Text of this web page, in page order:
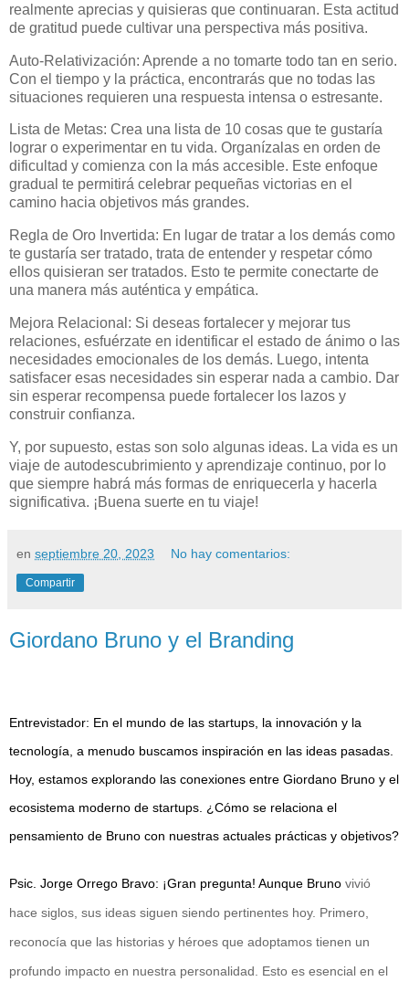
realmente aprecias y quisieras que continuaran. Esta actitud
de gratitud puede cultivar una perspectiva más positiva.
Auto-Relativización: Aprende a no tomarte todo tan en serio.
Con el tiempo y la práctica, encontrarás que no todas las
situaciones requieren una respuesta intensa o estresante.
Lista de Metas: Crea una lista de 10 cosas que te gustaría
lograr o experimentar en tu vida. Organízalas en orden de
dificultad y comienza con la más accesible. Este enfoque
gradual te permitirá celebrar pequeñas victorias en el
camino hacia objetivos más grandes.
Regla de Oro Invertida: En lugar de tratar a los demás como
te gustaría ser tratado, trata de entender y respetar cómo
ellos quisieran ser tratados. Esto te permite conectarte de
una manera más auténtica y empática.
Mejora Relacional: Si deseas fortalecer y mejorar tus
relaciones, esfuérzate en identificar el estado de ánimo o las
necesidades emocionales de los demás. Luego, intenta
satisfacer esas necesidades sin esperar nada a cambio. Dar
sin esperar recompensa puede fortalecer los lazos y
construir confianza.
Y, por supuesto, estas son solo algunas ideas. La vida es un
viaje de autodescubrimiento y aprendizaje continuo, por lo
que siempre habrá más formas de enriquecerla y hacerla
significativa. ¡Buena suerte en tu viaje!
en septiembre 20, 2023 No hay comentarios:
Compartir
Giordano Bruno y el Branding
Entrevistador: En el mundo de las startups, la innovación y la
tecnología, a menudo buscamos inspiración en las ideas pasadas.
Hoy, estamos explorando las conexiones entre Giordano Bruno y el
ecosistema moderno de startups. ¿Cómo se relaciona el
pensamiento de Bruno con nuestras actuales prácticas y objetivos?
Psic. Jorge Orrego Bravo: ¡Gran pregunta! Aunque Bruno vivió
hace siglos, sus ideas siguen siendo pertinentes hoy. Primero,
reconocía que las historias y héroes que adoptamos tienen un
profundo impacto en nuestra personalidad. Esto es esencial en el